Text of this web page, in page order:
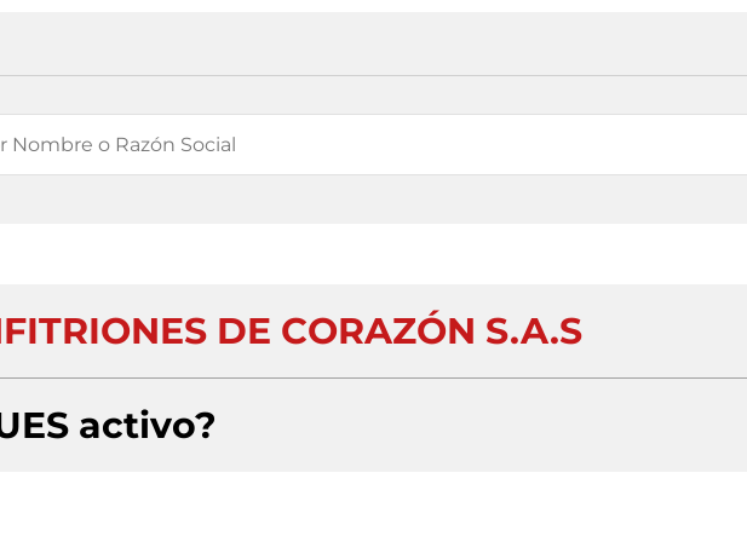
DE CORAZÓN S.A.S
activo?